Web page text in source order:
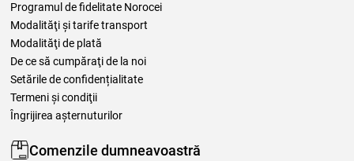
Programul de fidelitate Norocei
Modalităţi şi tarife transport
Modalităţi de plată
De ce să cumpăraţi de la noi
Setările de confidențialitate
Termeni şi condiţii
Îngrijirea așternuturilor
Comenzile dumneavoastră